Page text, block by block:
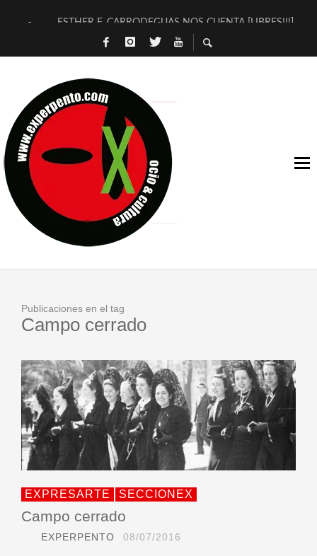
ESTHER F. CARRODEGUAS NOS CUENTA [LIBRES!!!]
[TERRA DE GUAPES] DE SANDRA MONFORT
TIMBRE 4, LA ESCUELA DEL DIRECTOR TEATRAL CLAUDIO
30 AÑOS (NO ES NADA) DE LA KATARSIS DEL TOMATAZO
MILITARES JUDÍAS EN #EXVITA
D’BALDOMEROS REINVENTAN [BITÁCORA 3.0] EN EXVITA
MARSHALL FLASH PRESENTA EN EXVITA [RELATIVA
JOFRE BARDAGÍ EN EXVITA INTERPRETANDO A SERRAT
Publicaciones en el tag
Campo cerrado
EXPRESARTE SECCIONEX
Campo cerrado
EXPERPENTO 08/07/2016